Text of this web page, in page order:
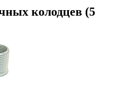
колодцев (5